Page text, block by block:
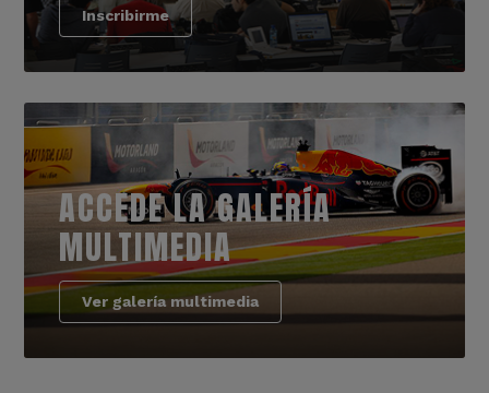
Inscribirme
ACCEDE LA GALERÍA
MULTIMEDIA
Ver galería multimedia